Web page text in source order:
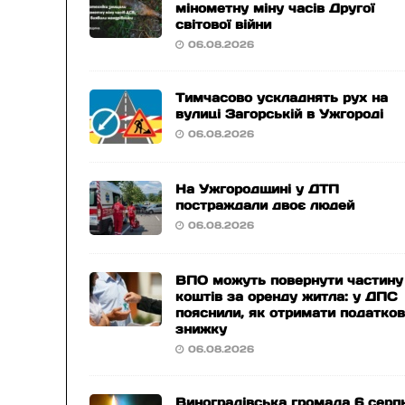
мінометну міну часів Другої
світової війни
06.08.2026
Тимчасово ускладнять рух на
вулиці Загорській в Ужгороді
06.08.2026
На Ужгородщині у ДТП
постраждали двоє людей
06.08.2026
ВПО можуть повернути частину
коштів за оренду житла: у ДПС
пояснили, як отримати
знижку
06.08.2026